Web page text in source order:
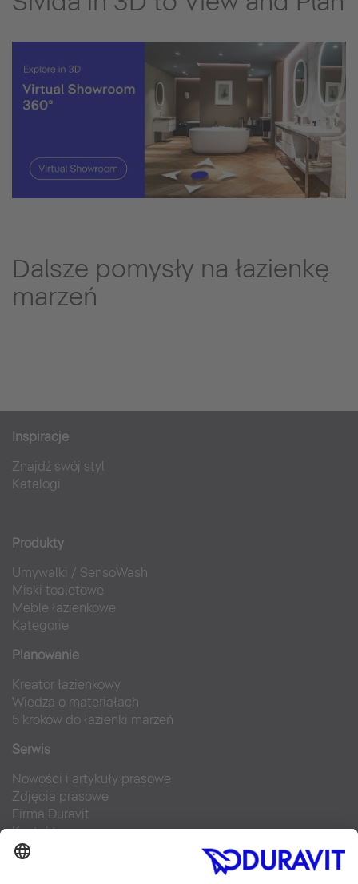
Dalsze pomysły na łazienkę
marzeń
Inspiracje
Znajdź swój styl
Katalogi
Produkty
Umywalki / SensoWash
Miski toaletowe
Meble łazienkowe
Kategorie
Planowanie
Kreator łazienkowy
Wiedza o materiałach
5 kroków do łazienki marzeń
Serwis
Nowości i artykuły prasowe
Zdjęcia prasowe
Firma Duravit
Kontakt
Najczęściej zadawane pytania